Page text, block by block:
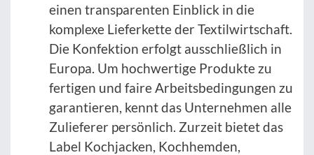
einen transparenten Einblick in die
komplexe Lieferkette der Textilwirtschaft.
Die Konfektion erfolgt ausschließlich in
Europa. Um hochwertige Produkte zu
fertigen und faire Arbeitsbedingungen zu
garantieren, kennt das Unternehmen alle
Zulieferer persönlich. Zurzeit bietet das
Label Kochjacken, Kochhemden,